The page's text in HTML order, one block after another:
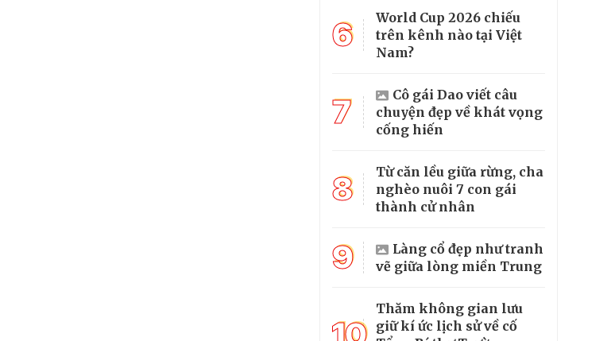
6
World Cup 2026 chiếu
trên kênh nào tại Việt
Nam?
7
Cô gái Dao viết câu
chuyện đẹp về khát vọng
cống hiến
8
Từ căn lều giữa rừng, cha
nghèo nuôi 7 con gái
thành cử nhân
9
Làng cổ đẹp như tranh
vẽ giữa lòng miền Trung
Thăm không gian lưu
giữ kí ức lịch sử về cố